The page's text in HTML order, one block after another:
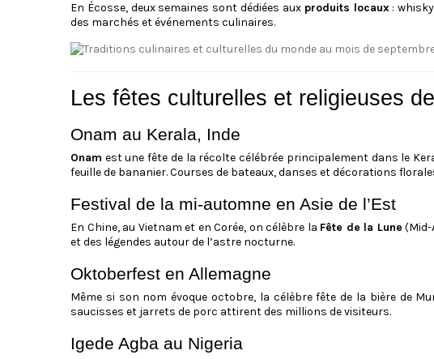
En Écosse, deux semaines sont dédiées aux produits locaux:
des marchés et événements culinaires.
Les fêtes culturelles et religieuses
Onam au Kerala, Inde
Onam est une fête de la récolte célébrée principalement dans le
feuille de bananier. Courses de bateaux, danses et décorations
Festival de la mi-automne en Asie de l’Est
En Chine, au Vietnam et en Corée, on célèbre la Fête de la Lune
et des légendes autour de l’astre nocturne.
Oktoberfest en Allemagne
Même si son nom évoque octobre, la célèbre fête de la bière de
saucisses et jarrets de porc attirent des millions de visiteurs.
Igede Agba au Nigeria